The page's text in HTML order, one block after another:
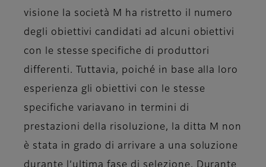
visione la società M ha ristretto il numero
degli obiettivi candidati ad alcuni obiettivi
con le stesse specifiche di produttori
differenti. Tuttavia, poiché in base alla loro
esperienza gli obiettivi con le stesse
specifiche variavano in termini di
prestazioni della risoluzione, la ditta M non
è stata in grado di arrivare a una soluzione
durante l’ultima fase di selezione. Durante